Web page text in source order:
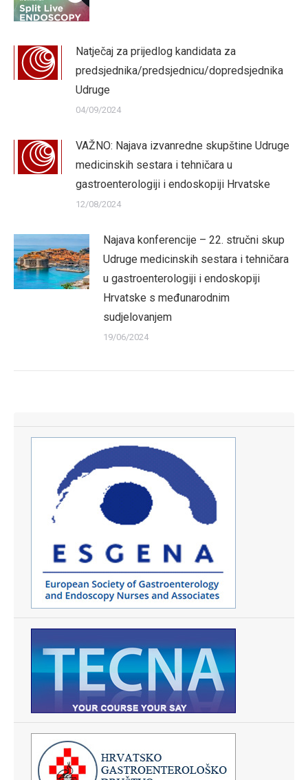
Natječaj za prijedlog kandidata za
predsjednika/predsjednicu/dopredsjednika
Udruge
04/09/2024
VAŽNO: Najava izvanredne skupštine Udruge
medicinskih sestara i tehničara u
gastroenterologiji i endoskopiji Hrvatske
12/08/2024
Najava konferencije – 22. stručni skup
Udruge medicinskih sestara i tehničara
u gastroenterologiji i endoskopiji
Hrvatske s međunarodnim
sudjelovanjem
19/06/2024